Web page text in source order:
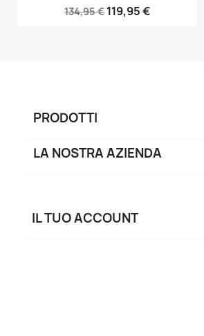
134,95 €119,95 €
PRODOTTI
LA NOSTRA AZIENDA
IL TUO ACCOUNT